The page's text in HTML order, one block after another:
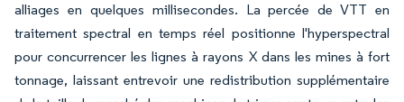
alliages en quelques millisecondes. La percée de VTT en
traitement spectral en temps réel positionne l'hyperspectral
pour concurrencer les lignes à rayons X dans les mines à fort
tonnage, laissant entrevoir une redistribution supplémentaire